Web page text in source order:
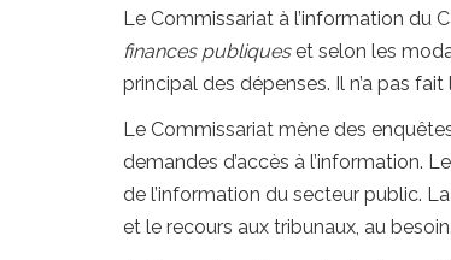
Le Commissariat à l’information du
finances publiqueset selon les
principal des dépenses. Il n’a pas fait
Le Commissariat mène des
demandes d’accès à l’information.
de l’information du secteur public.
et le recours aux tribunaux, au besoin.